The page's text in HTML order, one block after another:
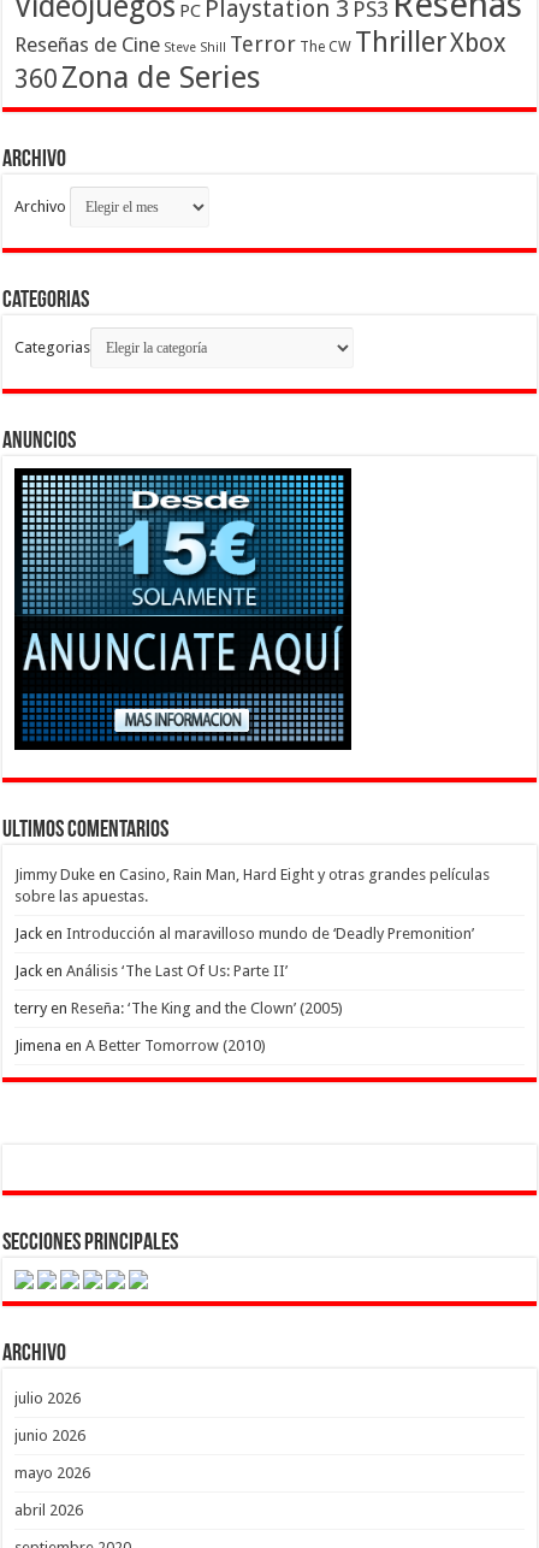
Videojuegos PC Playstation 3 PS3
Reseñas de Cine Steve Shill Terror The CW ThrillerXbox
360 Zona de Series
Archivo
Archivo
Categorias
Categorias
Anuncios
Ultimos Comentarios
Jimmy Duke enCasino, Rain Man, Hard Eight y otras grandes películas
sobre las apuestas.
Jack enIntroducción al maravilloso mundo de ‘Deadly Premonition’
Jack enAnálisis ‘The Last Of Us: Parte II’
terryenReseña: ‘The King and the Clown’ (2005)
Jimena enA Better Tomorrow (2010)
Secciones Principales
Archivo
julio 2026
junio 2026
mayo 2026
abril 2026